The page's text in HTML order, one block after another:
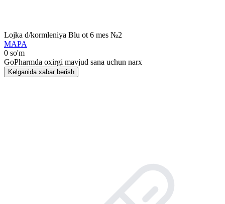
Lojka d/kormleniya Blu ot 6 mes №2
MAPA
0 so'm
GoPharmda oxirgi mavjud sana uchun narx
Kelganida xabar berish